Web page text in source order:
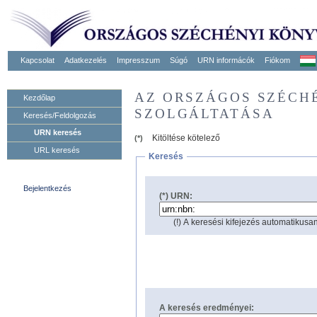
Kapcsolat Adatkezelés Impresszum Súgó URN informácók Fiókom
Kezdőlap
Keresés/Feldolgozás
URN keresés
URL keresés
Bejelentkezés
AZ ORSZÁGOS
SZOLGÁLTATÁSA
(*)
Kitöltése kötelező
Keresés
(*) URN:
(!) A keresési kifejezés
A keresés eredményei: